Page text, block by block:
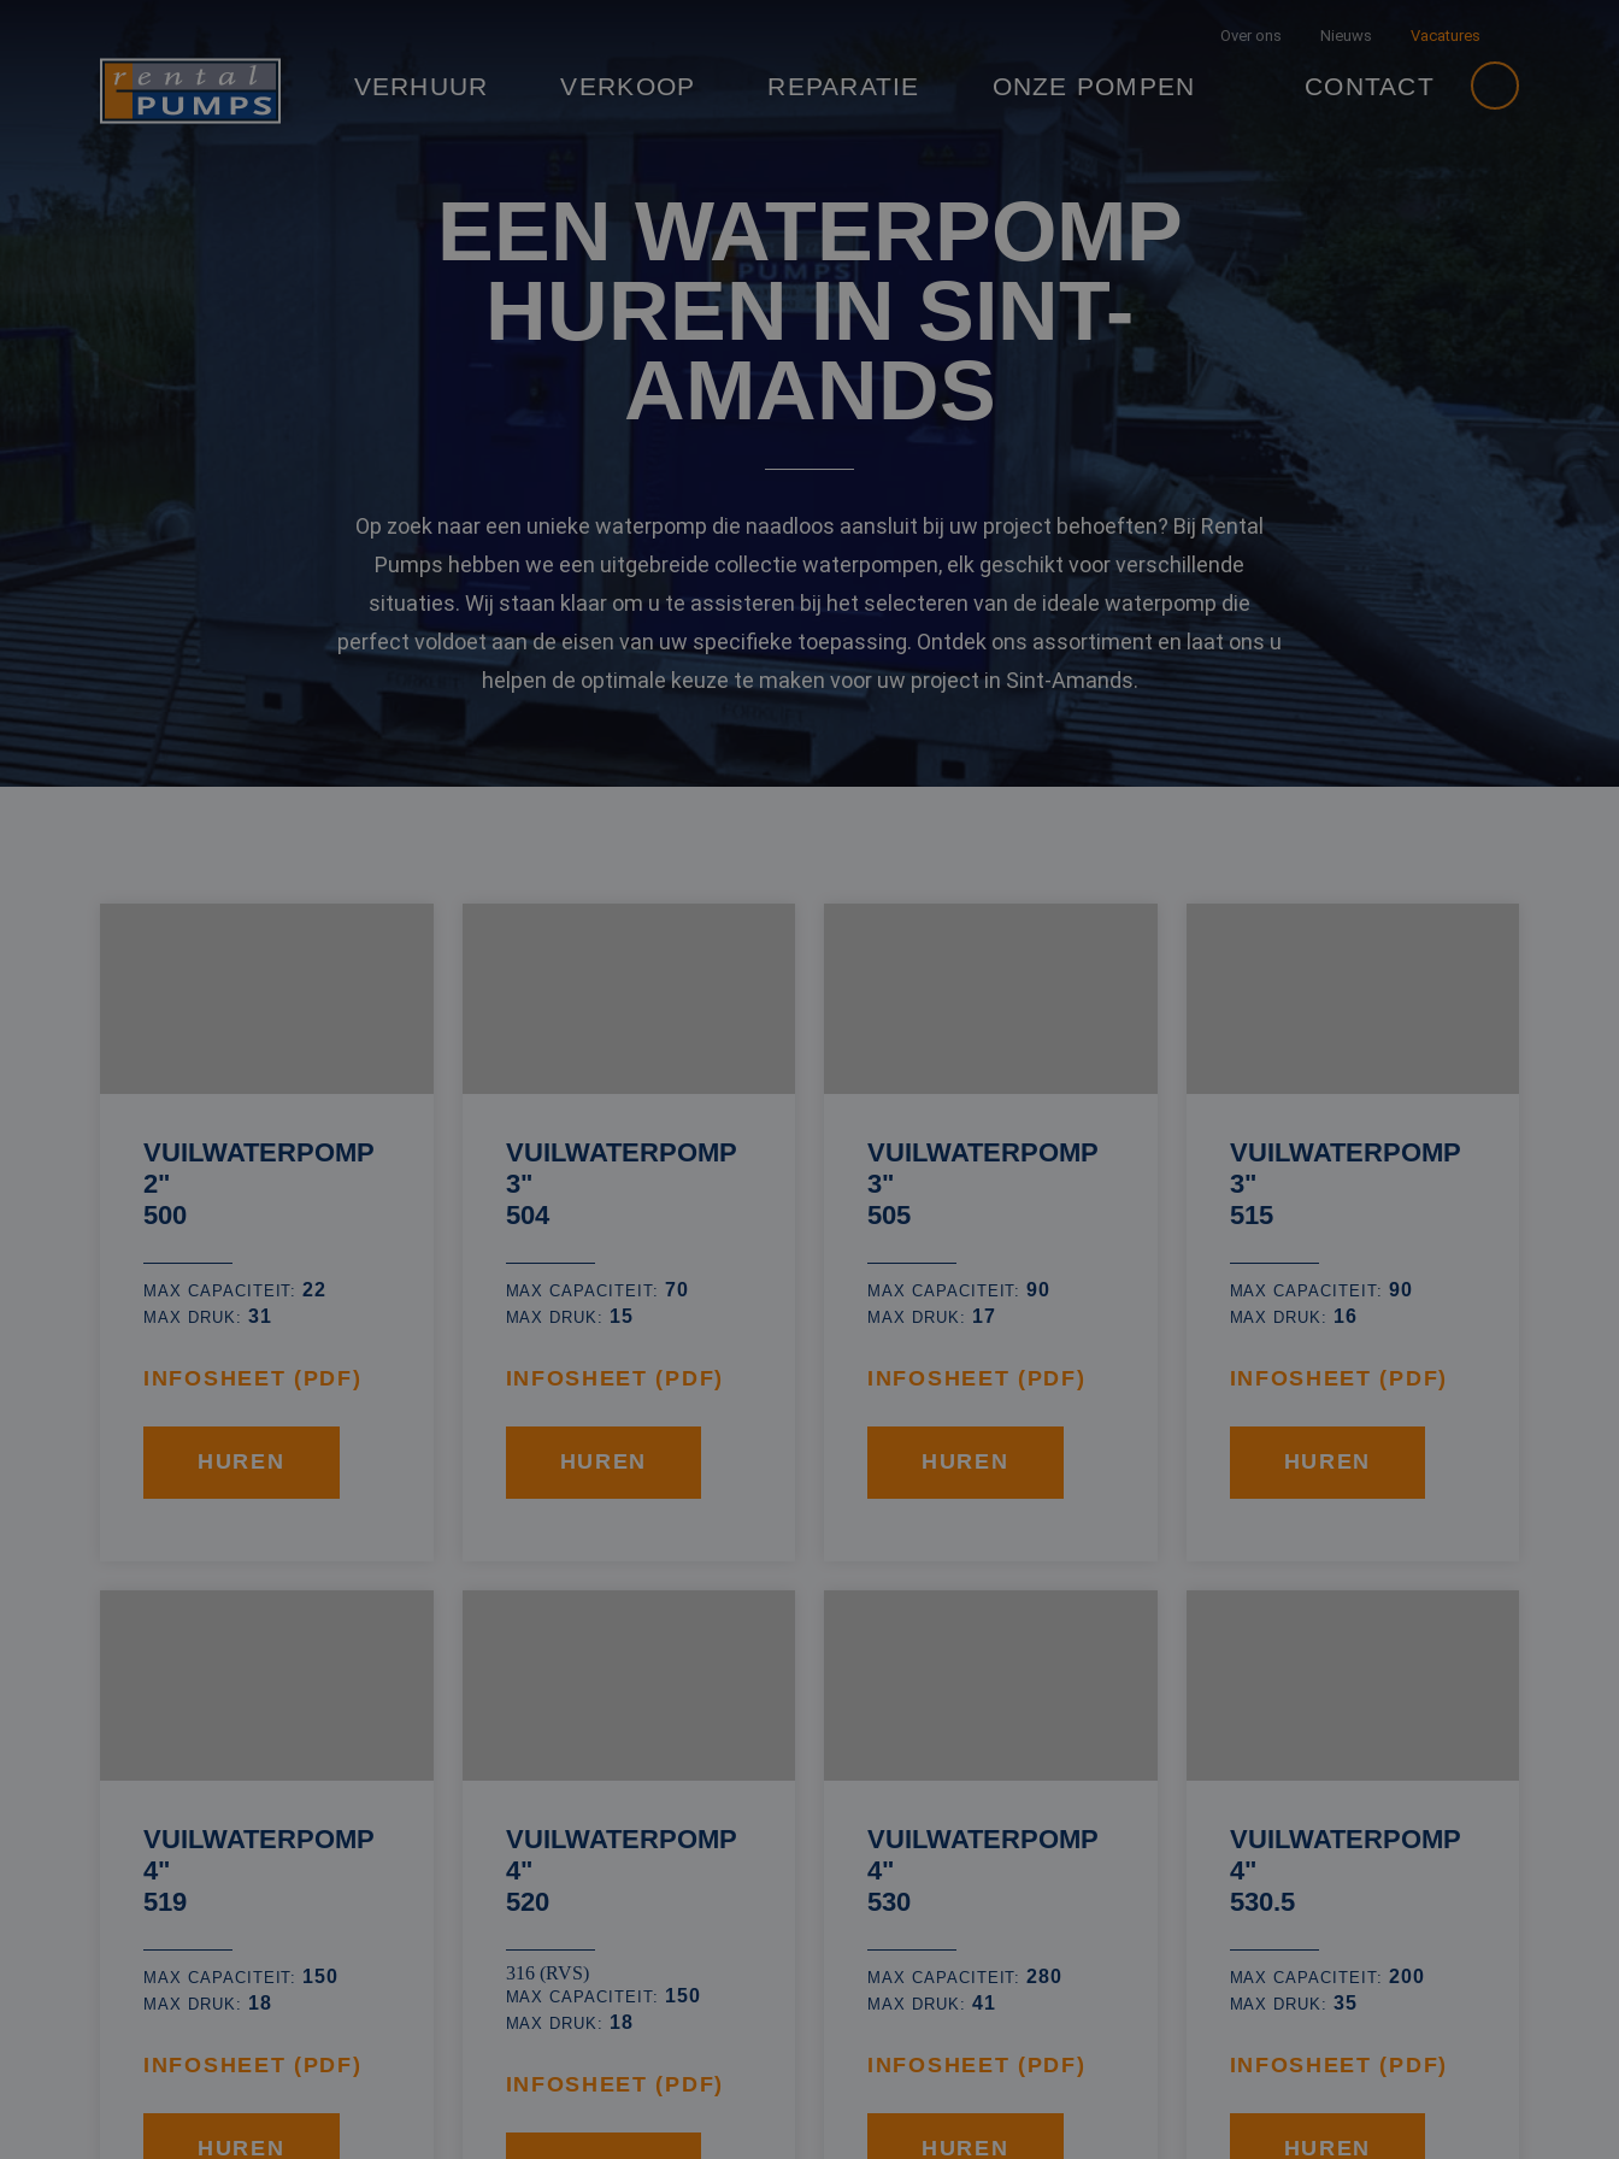
Over ons Nieuws Vacatures
VERHUUR VERKOOP REPARATIE ONZE POMPEN CONTACT
EEN WATERPOMP
HUREN IN SINT-
AMANDS
Op zoek naar een unieke waterpomp die naadloos aansluit bij uw project behoeften? Bij Rental
Pumps hebben we een uitgebreide collectie waterpompen, elk geschikt voor verschillende
situaties. Wij staan klaar om u te assisteren bij het selecteren van de ideale waterpomp die
perfect voldoet aan de eisen van uw specifieke toepassing. Ontdek ons assortiment en laat ons u
helpen de optimale keuze te maken voor uw project in Sint-Amands.
VUILWATERPOMP
2"
500
MAX CAPACITEIT:22
MAX DRUK: 31
INFOSHEET (PDF)
HUREN
VUILWATERPOMP
3"
504
MAX CAPACITEIT: 70
MAX DRUK: 15
INFOSHEET (PDF)
HUREN
VUILWATERPOMP
3"
505
MAX CAPACITEIT:90
MAX DRUK: 17
INFOSHEET (PDF)
HUREN
VUILWATERPOMP
3"
515
MAX CAPACITEIT: 90
MAX DRUK: 16
INFOSHEET (PDF)
HUREN
VUILWATERPOMP
4"
519
MAX CAPACITEIT: 150
MAX DRUK: 18
INFOSHEET (PDF)
HUREN
VUILWATERPOMP
4"
520
316 (RVS)
MAX CAPACITEIT: 150
MAX DRUK: 18
INFOSHEET (PDF)
VUILWATERPOMP
4"
530
MAX CAPACITEIT:280
MAX DRUK: 41
INFOSHEET (PDF)
HUREN
VUILWATERPOMP
4"
530.5
MAX CAPACITEIT: 200
MAX DRUK:35
INFOSHEET (PDF)
HUREN